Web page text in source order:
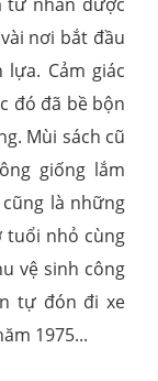
nơi bắt đầu
Cảm giác
đó đã bề bộn
Mùi sách cũ
giống lắm
là những
tuổi nhỏ cùng
vệ sinh công
tự đón đi xe
1975...